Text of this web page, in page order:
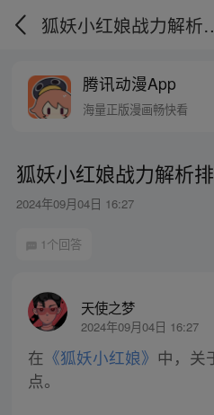
狐妖小
腾讯动漫App
海量正版漫画畅快看
狐妖小红娘战力解析
2024年09月04日 16:27
1个回答
天使之梦
2024年09月04日 16:27
在 《狐妖小红娘》 中，关
点。